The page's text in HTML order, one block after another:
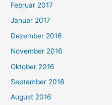
Februar 2017
Januar 2017
Dezember 2016
November 2016
Oktober 2016
September 2016
August 2016